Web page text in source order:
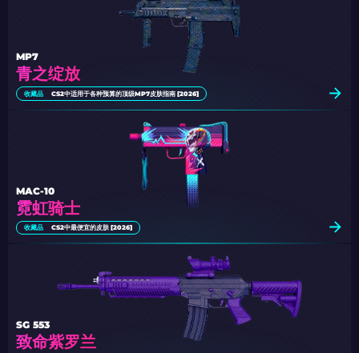
青之绽放
MP7
收藏品 CS2中适用于各种预算的顶级MP7皮肤指南 [2026]
霓虹骑士
MAC-10
收藏品 CS2中最便宜的皮肤 [2026]
致命紫罗兰
SG 553